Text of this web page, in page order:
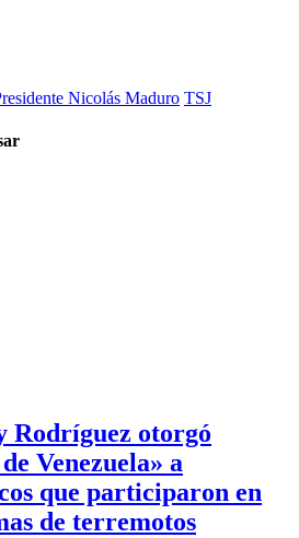
Nicolás Maduro TSJ
Rodríguez otorgó
Venezuela» a
que participaron en
de terremotos